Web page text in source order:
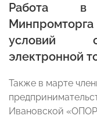
Работа в
условий
электронной
Также в марте
Ивановской